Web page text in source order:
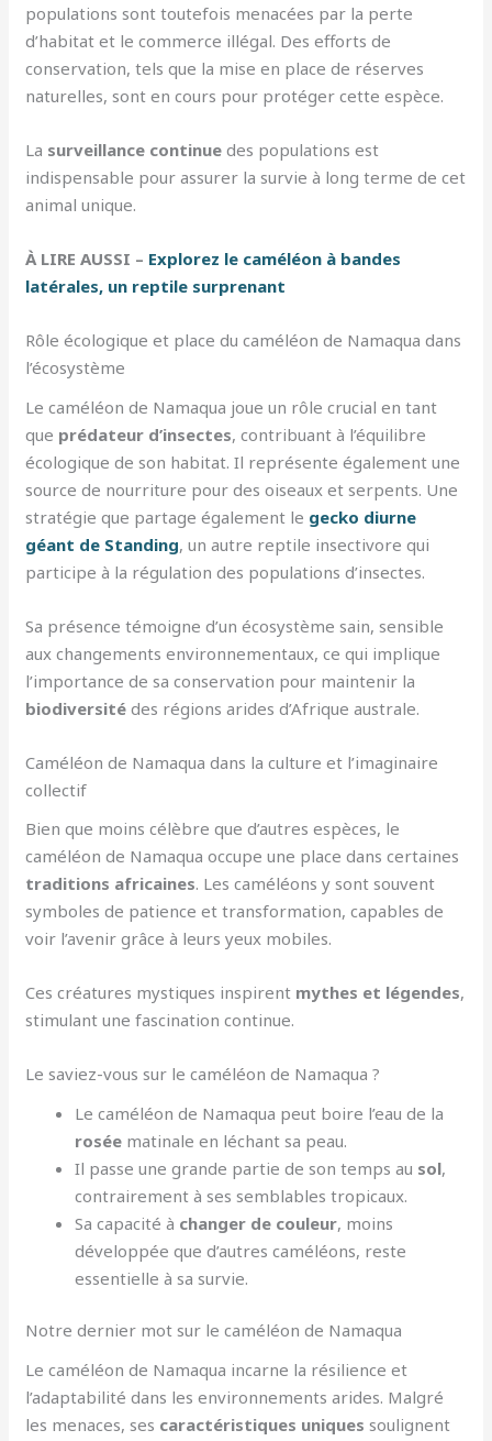
populations sont toutefois menacées par la perte
d’habitat et le commerce illégal. Des efforts de
conservation, tels que la mise en place de réserves
naturelles, sont en cours pour protéger cette espèce.
La surveillance continue des populations est
indispensable pour assurer la survie à long terme de cet
animal unique.
À LIRE AUSSI – Explorez le caméléon à bandes
latérales, un reptile surprenant
Rôle écologique et place du caméléon de Namaqua dans
l’écosystème
Le caméléon de Namaqua joue un rôle crucial en tant
que prédateur d’insectes, contribuant à l’équilibre
écologique de son habitat. Il représente également une
source de nourriture pour des oiseaux et serpents. Une
stratégie que partage également le gecko diurne
géant de Standing, un autre reptile insectivore qui
participe à la régulation des populations d’insectes.
Sa présence témoigne d’un écosystème sain, sensible
aux changements environnementaux, ce qui implique
l’importance de sa conservation pour maintenir la
biodiversité des régions arides d’Afrique australe.
Caméléon de Namaqua dans la culture et l’imaginaire
collectif
Bien que moins célèbre que d’autres espèces, le
caméléon de Namaqua occupe une place dans certaines
traditions africaines. Les caméléons y sont souvent
symboles de patience et transformation, capables de
voir l’avenir grâce à leurs yeux mobiles.
Ces créatures mystiques inspirent mythes et légendes,
stimulant une fascination continue.
Le saviez-vous sur le caméléon de Namaqua ?
Le caméléon de Namaqua peut boire l’eau de la
rosée matinale en léchant sa peau.
Il passe une grande partie de son temps au sol,
contrairement à ses semblables tropicaux.
Sa capacité à changer de couleur, moins
développée que d’autres caméléons, reste
essentielle à sa survie.
Notre dernier mot sur le caméléon de Namaqua
Le caméléon de Namaqua incarne la résilience et
l’adaptabilité dans les environnements arides. Malgré
les menaces, ses caractéristiques uniques soulignent